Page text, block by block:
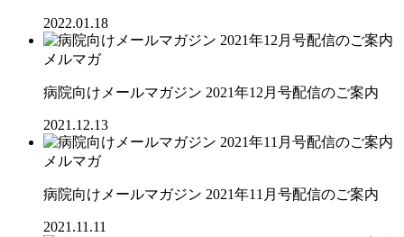
2022.01.18
メルマガ
病院向けメールマガジン 2021年12月号配信のご案内
2021.12.13
メルマガ
病院向けメールマガジン 2021年11月号配信のご案内
2021.11.11